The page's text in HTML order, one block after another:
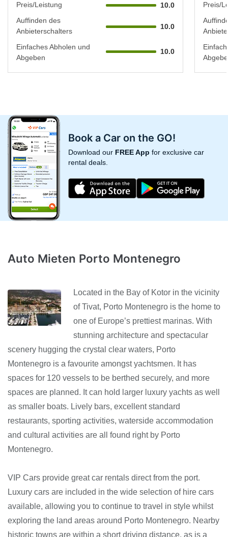
Preis/Leistung
10.0
Auffinden des
Anbieterschalters
10.0
Einfaches Abholen und
Abgeben
10.0
Preis/
Book a Car on the GO!
Download our FREE App for exclusive car
rental deals.
Auto Mieten Porto Montenegro
Located in the Bay of Kotor in the vicinity
of Tivat, Porto Montenegro is the home to
one of Europe’s prettiest marinas. With
stunning architecture and spectacular
scenery hugging the crystal clear waters, Porto
Montenegro is a favourite amongst yachtsmen. It has
spaces for 120 vessels to be berthed securely, and more
spaces are planned. It can hold larger luxury yachts as well
as smaller boats. Lively bars, excellent standard
restaurants, sporting activities, waterside accommodation
and cultural activities are all found right by Porto
Montenegro.
VIP Cars provide great car rentals direct from the port.
Luxury cars are included in the wide selection of hire cars
available, allowing you to continue to travel in style whilst
exploring the land areas around Porto Montenegro. Nearby
historic towns are within a short driving distance, as is a